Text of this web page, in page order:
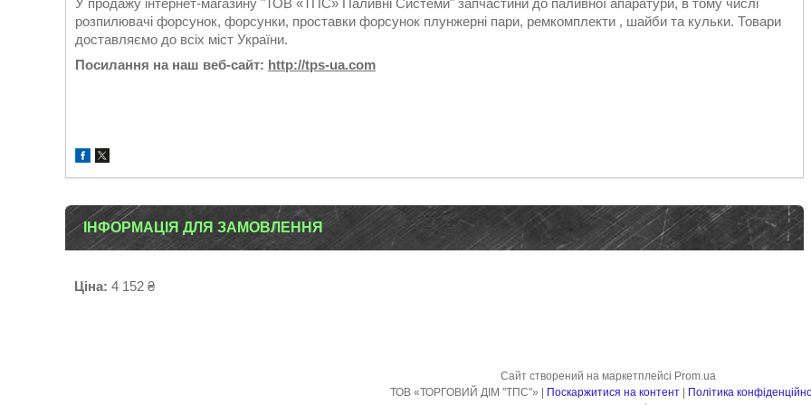
У продажу інтернет-магазину "ТОВ «ТПС» Паливні Системи" запчастини до паливної апаратури, в тому числі
розпилювачі форсунок, форсунки, проставки форсунок плунжерні пари, ремкомплекти , шайби та кульки. Товари
доставляємо до всіх міст України.
Посилання на наш веб-сайт: http://tps-ua.com
ІНФОРМАЦІЯ ДЛЯ ЗАМОВЛЕННЯ
Ціна: 4 152 ₴
Сайт створений на маркетплейсі Prom.ua
Поскаржитися на контент
Політика